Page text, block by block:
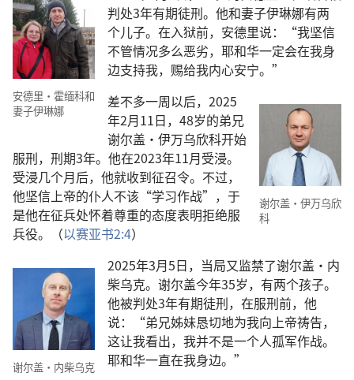
安德里·霍缅科和
妻子伊琳娜
判处3年有期徒刑。他和妻子伊琳娜有两
个儿子。在入狱前，安德里说：“我坚信
不管情况多么恶劣，耶和华一定会在我身
边支持我，赐给我内心安宁。”
谢尔盖·伊万乌欣
科
差不多一周以后，2025
年2月11日，48岁的弟兄
谢尔盖·伊万乌欣科开始
服刑，刑期3年。他在2023年11月受浸。
受浸几个月后，他就收到征召令。不过，
他坚信上帝的仆人不该“学习作战”，于
是他在征兵处怀着尊重的态度表明拒绝服
兵役。（以赛亚书2:4）
谢尔盖·内柴乌克
2025年3月5日，当局又监禁了谢尔盖·内
柴乌克。谢尔盖今年35岁，有两个孩子。
他被判处3年有期徒刑，在服刑前，他
说：“弟兄姊妹恳切地为我向上帝祷告，
这让我看出，我并不是一个人孤军作战。
耶和华一直在我身边。”